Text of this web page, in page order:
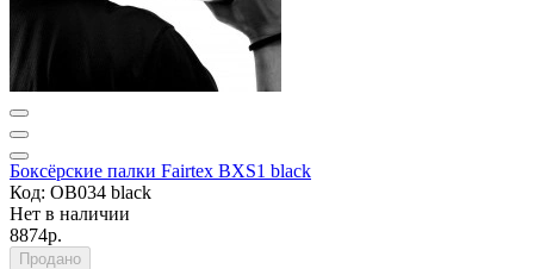
Боксёрские палки Fairtex BXS1 black
Код: OB034 black
Нет в наличии
8874р.
Продано